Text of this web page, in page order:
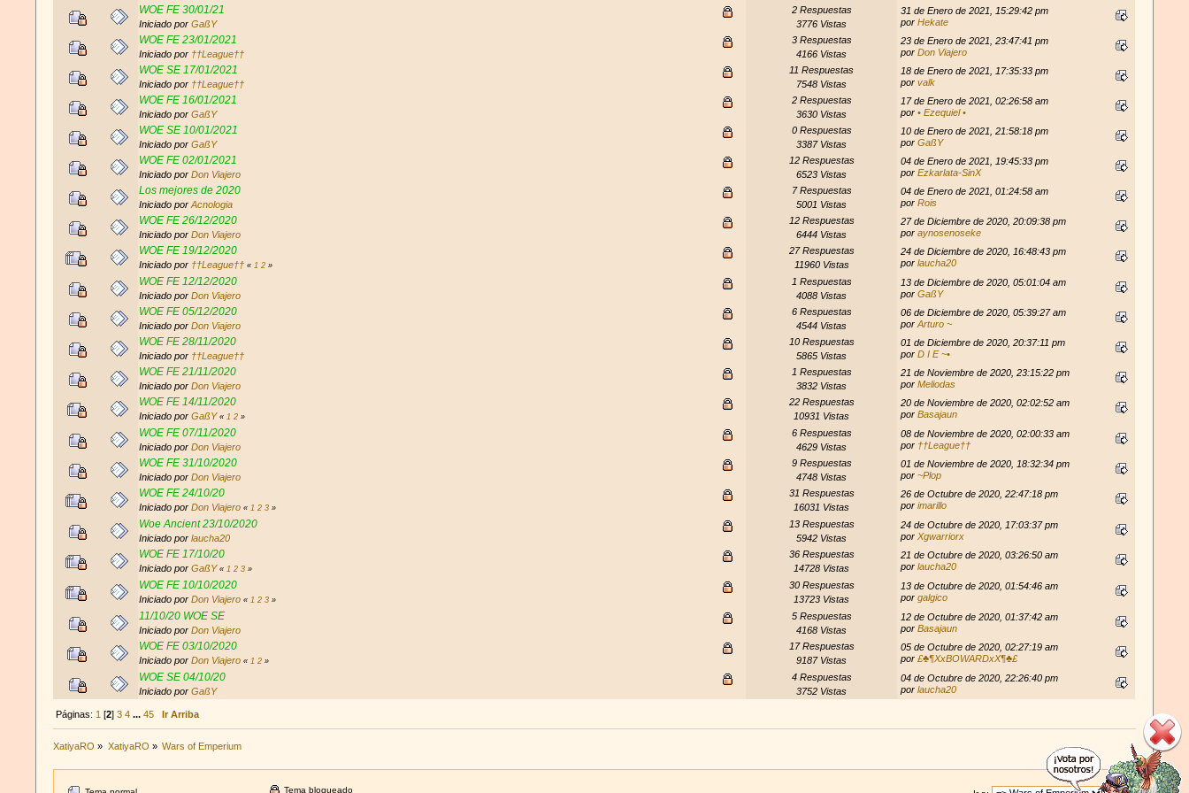
WOE FE 30/01/21
Iniciado porGaßY
2 Respuestas
3776 Vistas
31 de Enero de 2021, 15:29:42 pm
porHekate
WOE FE 23/01/2021
Iniciado por ††League††
3 Respuestas
4166 Vistas
23 de Enero de 2021, 23:47:41 pm
porDon Viajero
WOE SE 17/01/2021
Iniciado por ††League††
11 Respuestas
7548 Vistas
18 de Enero de 2021, 17:35:33 pm
porvalk
WOE FE 16/01/2021
Iniciado porGaßY
2 Respuestas
3630 Vistas
17 de Enero de 2021, 02:26:58 am
por• Ezequiel •
WOE SE 10/01/2021
Iniciado porGaßY
0 Respuestas
3387 Vistas
10 de Enero de 2021, 21:58:18 pm
porGaßY
WOE FE 02/01/2021
Iniciado porDon Viajero
12 Respuestas
6523 Vistas
04 de Enero de 2021, 19:45:33 pm
porEzkarlata-SinX
Los mejores de 2020
Iniciado porAcnologia
7 Respuestas
5001 Vistas
04 de Enero de 2021, 01:24:58 am
porRois
WOE FE 26/12/2020
Iniciado porDon Viajero
12 Respuestas
6444 Vistas
27 de Diciembre de 2020, 20:09:38 pm
poraynosenoseke
WOE FE 19/12/2020
Iniciado por ††League†† « 1 2 »
27 Respuestas
11960 Vistas
24 de Diciembre de 2020, 16:48:43 pm
porlaucha20
WOE FE 12/12/2020
Iniciado porDon Viajero
1 Respuestas
4088 Vistas
13 de Diciembre de 2020, 05:01:04 am
porGaßY
WOE FE 05/12/2020
Iniciado porDon Viajero
6 Respuestas
4544 Vistas
06 de Diciembre de 2020, 05:39:27 am
porArturo ~
WOE FE 28/11/2020
Iniciado por ††League††
10 Respuestas
5865 Vistas
01 de Diciembre de 2020, 20:37:11 pm
porD I E ~•
WOE FE 21/11/2020
Iniciado porDon Viajero
1 Respuestas
3832 Vistas
21 de Noviembre de 2020, 23:15:22 pm
porMeliodas
WOE FE 14/11/2020
Iniciado porGaßY « 1 2 »
22 Respuestas
10931 Vistas
20 de Noviembre de 2020, 02:02:52 am
porBasajaun
WOE FE 07/11/2020
Iniciado porDon Viajero
6 Respuestas
4629 Vistas
08 de Noviembre de 2020, 02:00:33 am
por ††League††
WOE FE 31/10/2020
Iniciado porDon Viajero
9 Respuestas
4748 Vistas
01 de Noviembre de 2020, 18:32:34 pm
por~Plop
WOE FE 24/10/20
Iniciado porDon Viajero « 1 2 3 »
31 Respuestas
16031 Vistas
26 de Octubre de 2020, 22:47:18 pm
porimarillo
Woe Ancient 23/10/2020
Iniciado porlaucha20
13 Respuestas
5942 Vistas
24 de Octubre de 2020, 17:03:37 pm
por Xgwarriorx
WOE FE 17/10/20
Iniciado porGaßY « 1 2 3 »
36 Respuestas
14728 Vistas
21 de Octubre de 2020, 03:26:50 am
porlaucha20
WOE FE 10/10/2020
Iniciado porDon Viajero « 1 2 3 »
30 Respuestas
13723 Vistas
13 de Octubre de 2020, 01:54:46 am
porgalgico
11/10/20 WOE SE
Iniciado porDon Viajero
5 Respuestas
4168 Vistas
12 de Octubre de 2020, 01:37:42 am
porBasajaun
WOE FE 03/10/2020
Iniciado porDon Viajero « 1 2 »
17 Respuestas
9187 Vistas
05 de Octubre de 2020, 02:27:19 am
por£♣¶XxBOWARDxX¶♣£
WOE SE 04/10/20
Iniciado porGaßY
4 Respuestas
3752 Vistas
04 de Octubre de 2020, 22:26:40 pm
porlaucha20
Páginas: 1 [2] 3 4 ... 45 Ir Arriba
XatiyaRO » XatiyaRO » Wars of Emperium
Tema bloqueado